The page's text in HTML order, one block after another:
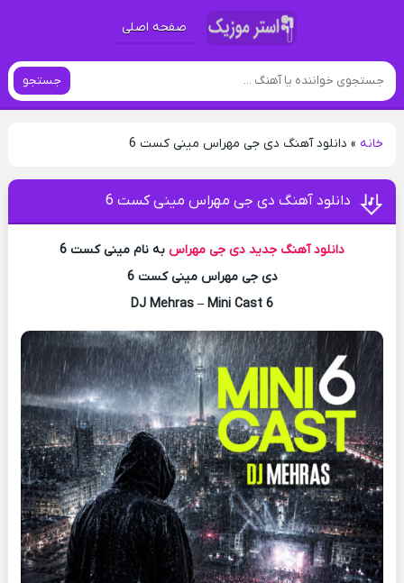
صفحه اصلی
جستجو
خانه» دانلود آهنگ دی جی مهراس مینی کست 6
دانلود آهنگ دی جی مهراس مینی کست 6
دانلود آهنگ جدید دی جی مهراس به نام مینی کست 6
دی جی مهراس مینی کست 6
DJ Mehras – Mini Cast 6